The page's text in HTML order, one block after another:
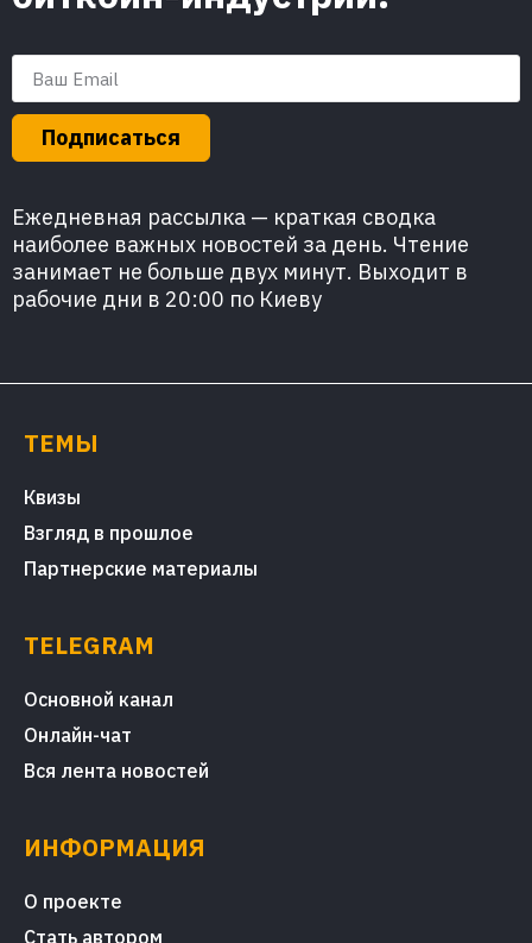
Подписаться
Ежедневная рассылка — краткая сводка
наиболее важных новостей за день. Чтение
занимает не больше двух минут. Выходит в
рабочие дни в 20:00 по Киеву
ТЕМЫ
Квизы
Взгляд в прошлое
Партнерские материалы
TELEGRAM
Основной канал
Онлайн-чат
Вся лента новостей
ИНФОРМАЦИЯ
О проекте
Стать автором